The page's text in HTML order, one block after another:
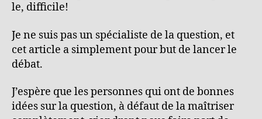
le, difficile!
Je ne suis pas un spécialiste de la question, et
cet article a simplement pour but de lancer le
débat.
J’espère que les personnes qui ont de bonnes
idées sur la question, à défaut de la maîtriser